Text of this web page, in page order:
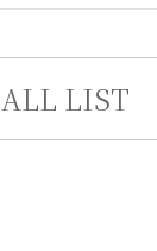
ALL LIST